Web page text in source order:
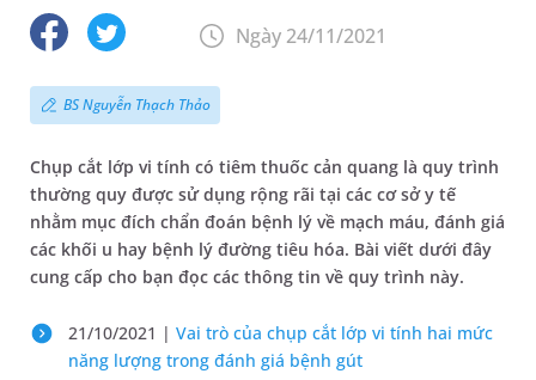
Ngày 24/11/2021
BS Nguyễn Thạch Thảo
Chụp cắt lớp vi tính có tiêm thuốc cản quang là quy trình
thường quy được sử dụng rộng rãi tại các cơ sở y tế
nhằm mục đích chẩn đoán bệnh lý về mạch máu, đánh giá
các khối u hay bệnh lý đường tiêu hóa. Bài viết dưới đây
cung cấp cho bạn đọc các thông tin về quy trình này.
21/10/2021 | Vai trò của chụp cắt lớp vi tính hai mức
năng lượng trong đánh giá bệnh gút